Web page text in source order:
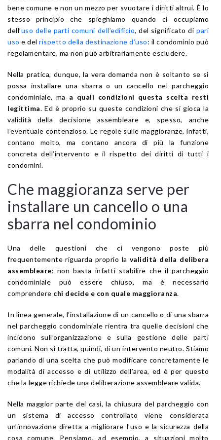
bene comune e non un mezzo per svuotare i diritti altrui. È lo
stesso principio che spieghiamo quando ci occupiamo
dell’uso delle parti comuni dell’edificio, del significato di pari
uso e del rispetto della destinazione d’uso: il condominio può
regolamentare, ma non può arbitrariamente escludere.
Nella pratica, dunque, la vera domanda non è soltanto se si
possa installare una sbarra o un cancello nel parcheggio
condominiale, ma a quali condizioni questa scelta resti
legittima. Ed è proprio su queste condizioni che si gioca la
validità della decisione assembleare e, spesso, anche
l’eventuale contenzioso. Le regole sulle maggioranze, infatti,
contano molto, ma contano ancora di più la funzione
concreta dell’intervento e il rispetto dei diritti di tutti i
condomini.
Che maggioranza serve per
installare un cancello o una
sbarra nel condominio
Una delle questioni che ci vengono poste più
frequentemente riguarda proprio la validità della delibera
assembleare: non basta infatti stabilire che il parcheggio
condominiale può essere chiuso, ma è necessario
comprendere chi decide e con quale maggioranza.
In linea generale, l’installazione di un cancello o di una sbarra
nel parcheggio condominiale rientra tra quelle decisioni che
incidono sull’organizzazione e sulla gestione delle parti
comuni. Non si tratta, quindi, di un intervento neutro. Stiamo
parlando di una scelta che può modificare concretamente le
modalità di accesso e di utilizzo dell’area, ed è per questo
che la legge richiede una deliberazione assembleare valida.
Nella maggior parte dei casi, la chiusura del parcheggio con
un sistema di accesso controllato viene considerata
un’innovazione diretta a migliorare l’uso e la sicurezza della
cosa comune. Pensiamo, ad esempio, a situazioni molto